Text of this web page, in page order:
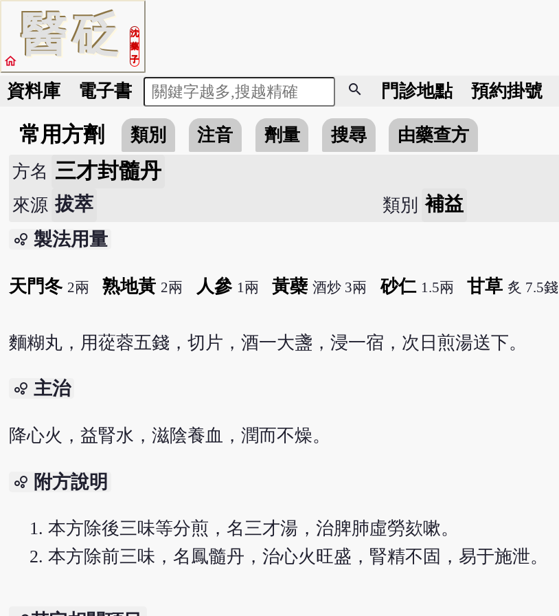
醫砭
沈
藥
子
home
資料庫 電子書 search 門診地點 預約掛號
常用方劑 類別 注音 劑量 搜尋 由藥查方
方名 三才封髓丹
來源 拔萃 類別 補益
bubble_chart 製法用量
天門冬 2兩 熟地黃 2兩 人參 1兩 黃蘗 酒炒 3兩 砂仁 1.5兩 甘草 炙 7.5錢
麵糊丸，用蓯蓉五錢，切片，酒一大盞，浸一宿，次日煎湯送下。
bubble_chart 主治
降心火，益腎水，滋陰養血，潤而不燥。
bubble_chart 附方說明
本方除後三味等分煎，名三才湯，治脾肺虛勞欬嗽。
本方除前三味，名鳳髓丹，治心火旺盛，腎精不固，易于施泄。